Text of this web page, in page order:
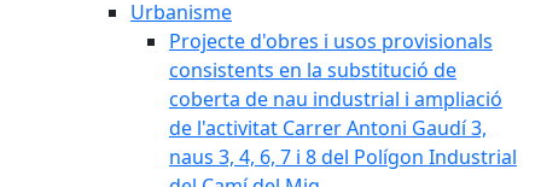
Urbanisme
Projecte d'obres i usos provisionals
consistents en la substitució de
coberta de nau industrial i ampliació
de l'activitat Carrer Antoni Gaudí 3,
naus 3, 4, 6, 7 i 8 del Polígon Industrial